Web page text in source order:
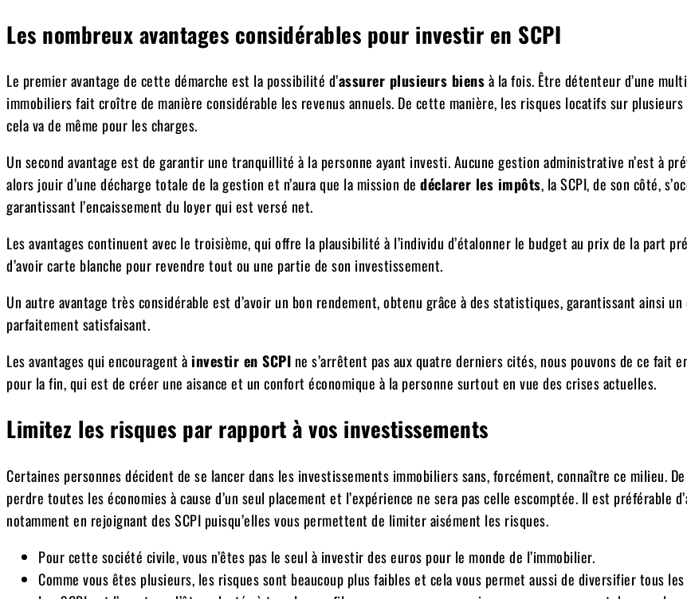
Les nombreux avantages considérables pour investir en SCPI
Le premier avantage de cette démarche est la possibilité d’assurer plusieurs biensà la fois. Être détenteur d’une
immobiliers fait croître de manière considérable les revenus annuels. De cette manière, les risques locatifs sur
cela va de même pour les charges.
Un second avantage est de garantir une tranquillité à la personne ayant investi. Aucune gestion administrative n’est à
alors jouir d’une décharge totale de la gestion et n’aura que la mission de déclarer les impôts, la SCPI, de son côté,
garantissant l’encaissement du loyer qui est versé net.
Les avantages continuent avec le troisième, qui offre la plausibilité à l’individu d’étalonner le budget au prix de la part
d’avoir carte blanche pour revendre tout ou une partie de son investissement.
Un autre avantage très considérable est d’avoir un bon rendement, obtenu grâce à des statistiques, garantissant ainsi
parfaitement satisfaisant.
Les avantages qui encouragent à investir en SCPI ne s’arrêtent pas aux quatre derniers cités, nous pouvons de ce fait
pour la fin, qui est de créer une aisance et un confort économique à la personne surtout en vue des crises actuelles.
Limitez les risques par rapport à vos investissements
Certaines personnes décident de se lancer dans les investissements immobiliers sans, forcément, connaître ce milieu.
perdre toutes les économies à cause d’un seul placement et l’expérience ne sera pas celle escomptée. Il est préférable
notamment en rejoignant des SCPI puisqu’elles vous permettent de limiter aisément les risques.
Pour cette société civile, vous n’êtes pas le seul à investir des euros pour le monde de l’immobilier.
Comme vous êtes plusieurs, les risques sont beaucoup plus faibles et cela vous permet aussi de diversifier tous